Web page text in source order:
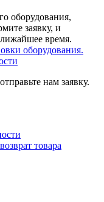
оборудования,
заявку, и
время.
оборудования.
нам заявку.
товара